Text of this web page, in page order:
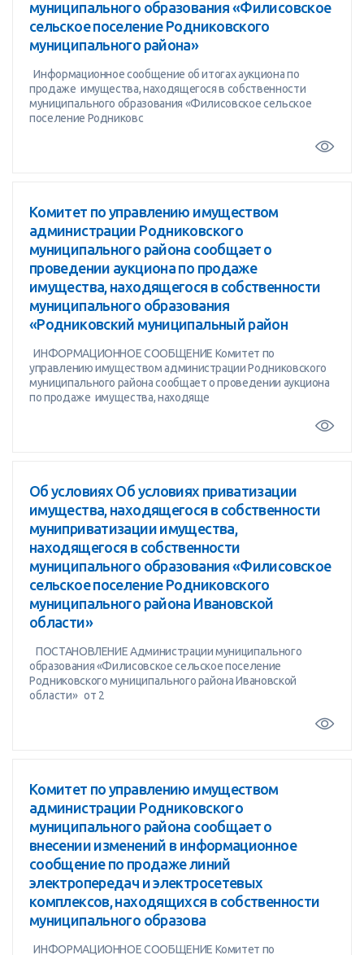
муниципального образования «Филисовское
сельское поселение Родниковского
муниципального района»
Информационное сообщение об итогах аукциона по
продаже имущества, находящегося в собственности
муниципального образования «Филисовское сельское
поселение Родниковс
Комитет по управлению имуществом
администрации Родниковского
муниципального района сообщает о
проведении аукциона по продаже
имущества, находящегося в собственности
муниципального образования
«Родниковский муниципальный район
ИНФОРМАЦИОННОЕ СООБЩЕНИЕ Комитет по
управлению имуществом администрации Родниковского
муниципального района сообщает о проведении аукциона
по продаже имущества, находяще
Об условиях Об условиях приватизации
имущества, находящегося в собственности
муниприватизации имущества,
находящегося в собственности
муниципального образования «Филисовское
сельское поселение Родниковского
муниципального района Ивановской
области»
ПОСТАНОВЛЕНИЕ Администрации муниципального
образования «Филисовское сельское поселение
Родниковского муниципального района Ивановской
области» от 2
Комитет по управлению имуществом
администрации Родниковского
муниципального района сообщает о
внесении изменений в информационное
сообщение по продаже линий
электропередач и электросетевых
комплексов, находящихся в собственности
муниципального образова
ИНФОРМАЦИОННОЕ СООБЩЕНИЕ Комитет по